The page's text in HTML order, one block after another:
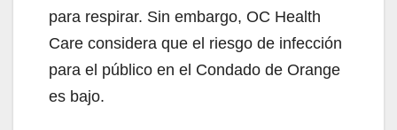
para respirar. Sin embargo, OC Health
Care considera que el riesgo de infección
para el público en el Condado de Orange
es bajo.